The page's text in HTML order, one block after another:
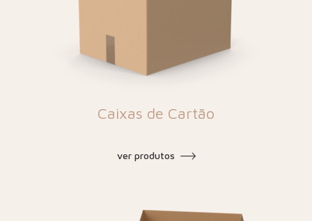
Caixas de Cartão
ver produtos